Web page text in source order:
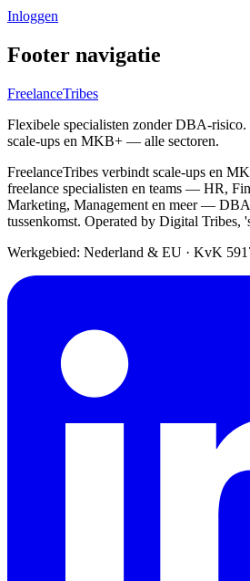
Inloggen
Footer navigatie
FreelanceTribes
Flexibele specialisten zonder DBA-risico.
scale-ups en MKB+ — alle sectoren.
FreelanceTribes verbindt scale-ups en
freelance specialisten en teams — HR,
Marketing, Management en meer —
tussenkomst. Operated by Digital Tribes,
Werkgebied: Nederland & EU · KvK